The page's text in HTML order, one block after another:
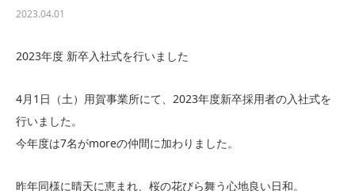
2023.04.01
2023年度 新卒入社式を行いました
4月1日（土）用賀事業所にて、2023年度新卒採用者の入社式を
行いました。
今年度は7名がmoreの仲間に加わりました。
昨年同様に晴天に恵まれ、桜の花びら舞う心地良い日和。